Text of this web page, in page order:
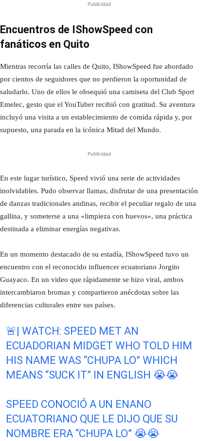
Publicidad
Encuentros de IShowSpeed con
fanáticos en Quito
Mientras recorría las calles de Quito, IShowSpeed fue abordado
por cientos de seguidores que no perdieron la oportunidad de
saludarlo. Uno de ellos le obsequió una camiseta del Club Sport
Emelec, gesto que el YouTuber recibió con gratitud. Su aventura
incluyó una visita a un establecimiento de comida rápida y, por
supuesto, una parada en la icónica Mitad del Mundo.
Publicidad
En este lugar turístico, Speed vivió una serie de actividades
inolvidables. Pudo observar llamas, disfrutar de una presentación
de danzas tradicionales andinas, recibir el peculiar regalo de una
gallina, y someterse a una «limpieza con huevos», una práctica
destinada a eliminar energías negativas.
En un momento destacado de su estadía, IShowSpeed tuvo un
encuentro con el reconocido influencer ecuatoriano Jorgito
Guayaco. En un video que rápidamente se hizo viral, ambos
intercambiaron bromas y compartieron anécdotas sobre las
diferencias culturales entre sus países.
🚨| WATCH: SPEED MET AN
ECUADORIAN MIDGET WHO TOLD HIM
HIS NAME WAS “CHUPA LO” WHICH
MEANS “SUCK IT” IN ENGLISH 😭😭
SPEED CONOCIÓ A UN ENANO
ECUATORIANO QUE LE DIJO QUE SU
NOMBRE ERA “CHUPA LO” 😭😭